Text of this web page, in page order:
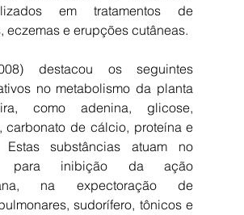
em tratamentos de
eczemas e erupções cutâneas.
destacou os seguintes
no metabolismo da planta
como adenina, glicose,
carbonato de cálcio, proteína e
substâncias atuam no
para inibição da ação
na expectoração de
sudorífero, tônicos e